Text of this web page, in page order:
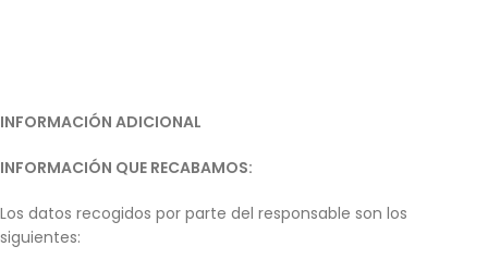
INFORMACIÓN ADICIONAL
INFORMACIÓN QUE RECABAMOS:
Los datos recogidos por parte del responsable son los
siguientes: